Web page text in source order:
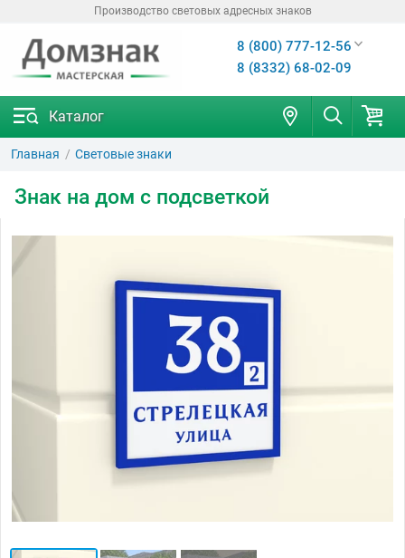
Производство световых адресных знаков
8 (800) 777-12-56
8 (8332) 68-02-09
Каталог
Главная Световые знаки
Знак на дом с подсветкой